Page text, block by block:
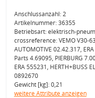
Anschlussanzahl: 2
Artikelnummer: 36355
Betriebsart: elektrisch-
crossreference: VEMO V30-
AUTOMOTIVE 02.42.317,
Parts 4.69095, PIERBURG
ERA 555231, HERTH+BUSS
0892670
Gewicht [kg]: 0,21
weitere Attribute anzeigen